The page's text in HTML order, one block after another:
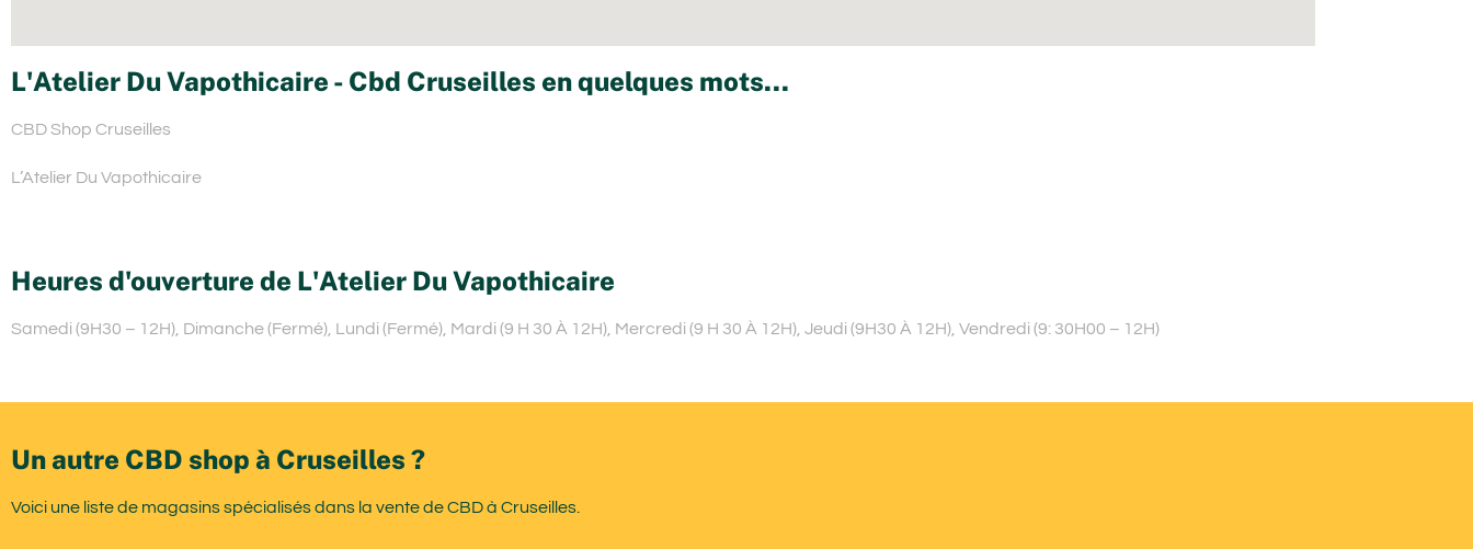
L'Atelier Du Vapothicaire - Cbd Cruseilles en quelques mots...
CBD Shop Cruseilles
L’Atelier Du Vapothicaire
Heures d'ouverture de L'Atelier Du Vapothicaire
Samedi (9H30 – 12H), Dimanche (Fermé), Lundi (Fermé), Mardi (9 H 30 À 12H), Mercredi (9 H 30 À 12H), Jeudi (9H30 À 12H), Vendredi (9: 30H00 – 12H)
Un autre CBD shop à Cruseilles ?
Voici une liste de magasins spécialisés dans la vente de CBD à Cruseilles.